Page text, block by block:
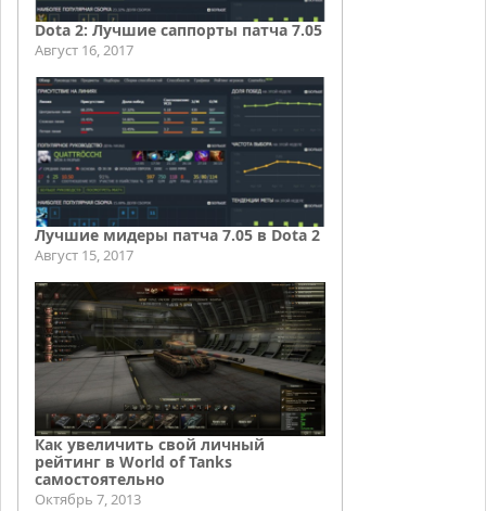
Dota 2: Лучшие саппорты патча 7.05
Август 16, 2017
Лучшие мидеры патча 7.05 в Dota 2
Август 15, 2017
Как увеличить свой личный
рейтинг в World of Tanks
самостоятельно
Октябрь 7, 2013